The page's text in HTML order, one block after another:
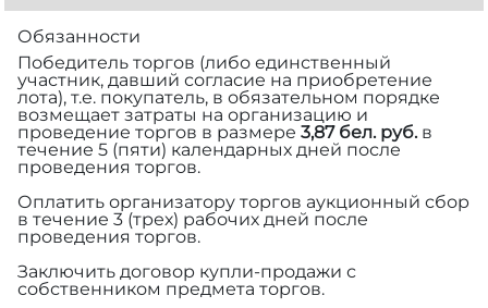
Обязанности
Победитель торгов (либо единственный
участник, давший согласие на приобретение
лота), т.е. покупатель, в обязательном порядке
возмещает затраты на организацию и
проведение торгов в размере 3,87 бел. руб.в
течение 5 (пяти) календарных дней после
проведения торгов.
Оплатить организатору торгов аукционный сбор
в течение 3 (трех) рабочих дней после
проведения торгов.
Заключить договор купли-продажи с
собственником предмета торгов.